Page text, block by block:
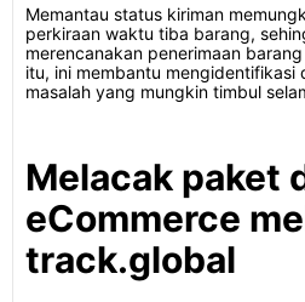
Memantau status kiriman
perkiraan waktu tiba barang,
merencanakan penerimaan
itu, ini membantu mengidentifikasi
masalah yang mungkin timbul
Melacak paket
eCommerce
track.global